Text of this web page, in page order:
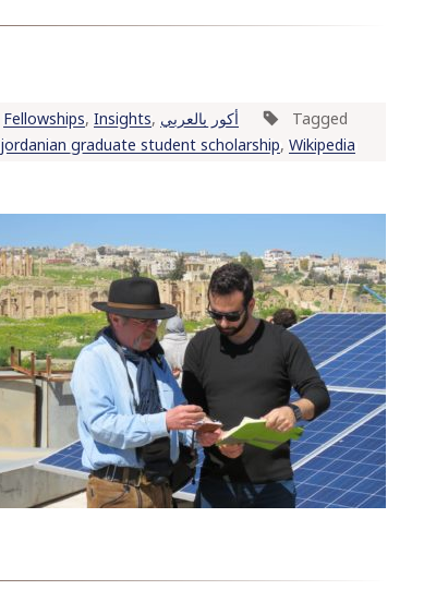
Fellowships, Insights, أكور بالعربي
Tagged
jordanian graduate student scholarship,Wikipedia